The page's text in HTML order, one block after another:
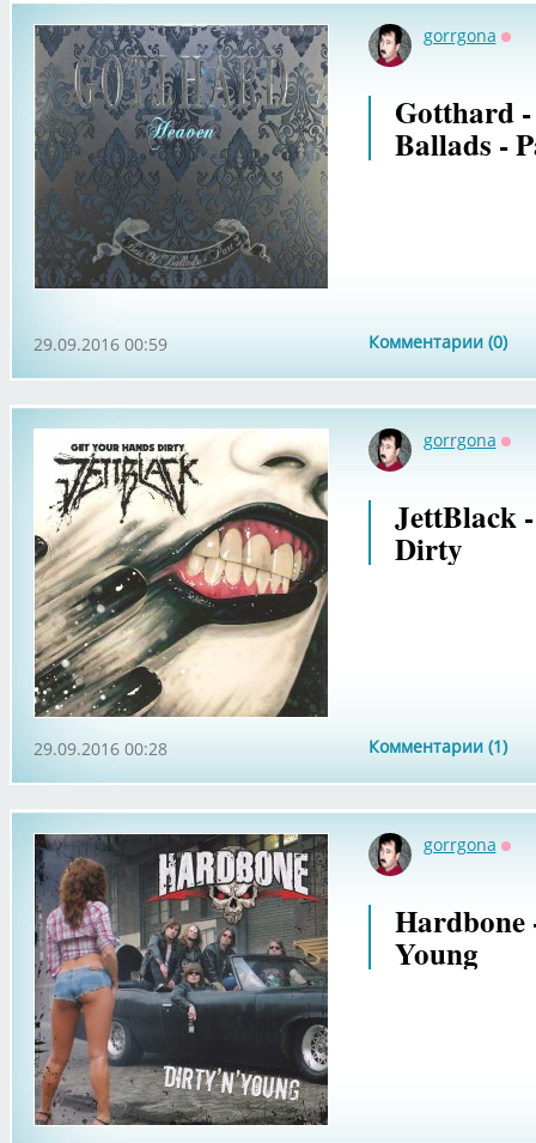
gorrgona
Gotthard -
Ballads -
Комментарии (0)
29.09.2016 00:59
gorrgona
JettBlack
Dirty
Комментарии (1)
29.09.2016 00:28
gorrgona
Young